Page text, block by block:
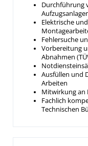
Durchführung
Elektrische
Fehlersuche
Vorbereitung
Abnahmen
Ausfüllen und
Arbeiten
Mitwirkung an
Fachlich
Technischen